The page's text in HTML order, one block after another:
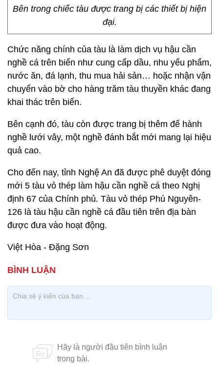
Bên trong chiếc tàu được trang bị các thiết bị hiện
đại.
Chức năng chính của tàu là làm dịch vụ hậu cần
nghề cá trên biển như cung cấp dầu, nhu yếu phẩm,
nước ăn, đá lạnh, thu mua hải sản… hoặc nhận vận
chuyển vào bờ cho hàng trăm tàu thuyền khác đang
khai thác trên biển.
Bên cạnh đó, tàu còn được trang bị thêm để hành
nghề lưới vây, một nghề đánh bắt mới mang lại hiệu
quả cao.
Cho đến nay, tỉnh Nghệ An đã được phê duyệt đóng
mới 5 tàu vỏ thép làm hậu cần nghề cá theo Nghị
định 67 của Chính phủ. Tàu vỏ thép Phú Nguyên-
126 là tàu hậu cần nghề cá đầu tiên trên địa bàn
được đưa vào hoạt động.
Việt Hòa - Đặng Sơn